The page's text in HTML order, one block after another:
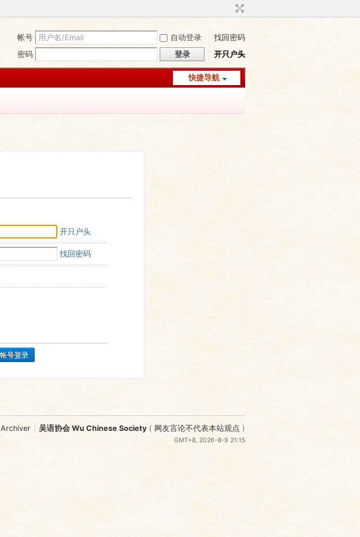
帐号 自动登录
找回密码
密码
登录 开只户头
快捷导航
开只户头
找回密码
Archiver 吴语协会 Wu Chinese Society ( 网友言论不代表本站观点 )
GMT+8, 2026-8-9 21:15